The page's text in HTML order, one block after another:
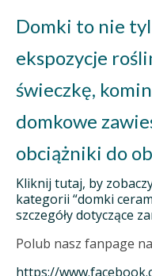
Domki to nie
ekspozycje
świeczkę,
domkowe
obciążniki do
Kliknij tutaj, by
kategorii “domki
szczegóły dotyczące
Polub nasz fanpage
https://